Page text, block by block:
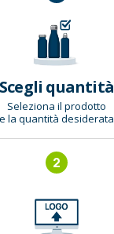
Scegli quantità
Seleziona il prodotto
e la quantità desiderata
2